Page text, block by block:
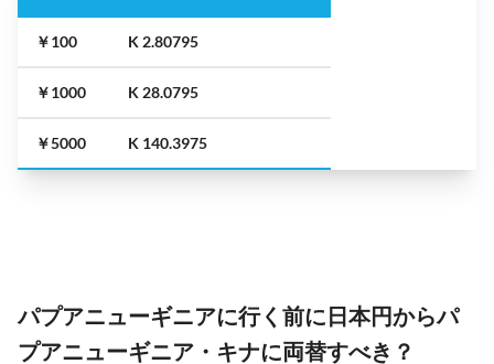
￥100 K 2.80795
￥1000 K 28.0795
￥5000 K 140.3975
パプアニューギニアに行く前に日本円からパ
プアニューギニア・キナに両替すべき？